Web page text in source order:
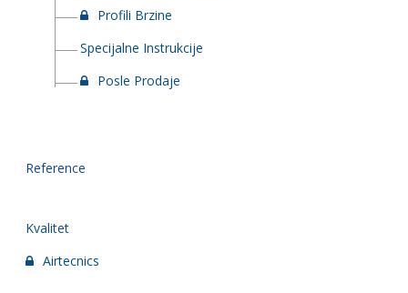
Profili Brzine
Specijalne Instrukcije
Posle Prodaje
Reference
Kvalitet
Airtecnics